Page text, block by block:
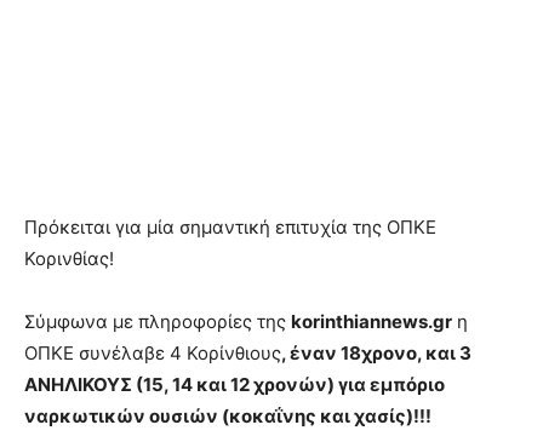
Πρόκειται για μία σημαντική επιτυχία της ΟΠΚΕ
Κορινθίας!
Σύμφωνα με πληροφορίες της korinthiannews.gr η
ΟΠΚΕ συνέλαβε 4 Κορίνθιους, έναν 18χρονο, και 3
ΑΝΗΛΙΚΟΥΣ (15, 14 και 12 χρονών) για εμπόριο
ναρκωτικών ουσιών (κοκαΐνης και χασίς)!!!